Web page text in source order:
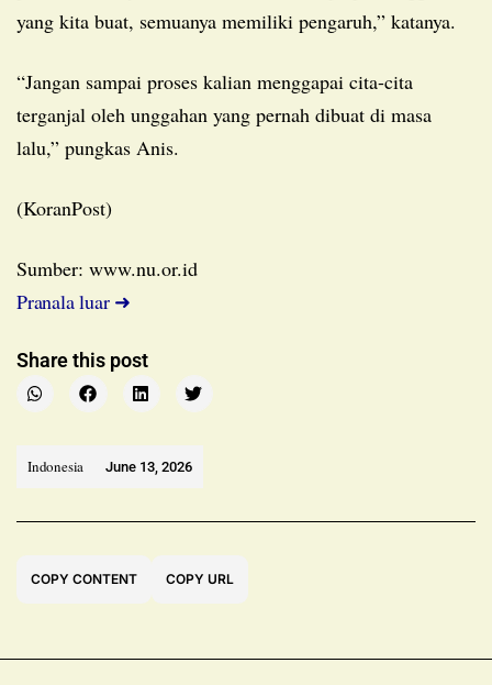
yang kita buat, semuanya memiliki pengaruh,” katanya.
“Jangan sampai proses kalian menggapai cita-cita
terganjal oleh unggahan yang pernah dibuat di masa
lalu,” pungkas Anis.
(KoranPost)
Sumber: www.nu.or.id
Pranala luar ➜
Share this post
Indonesia June 13, 2026
COPY CONTENT COPY URL